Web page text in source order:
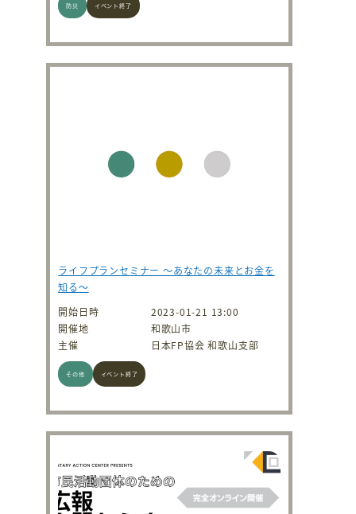
防災 イベント終了
ライフプランセミナー ～あなたの未来とお金を
知る～
開始日時
2023-01-21 13:00
開催地
和歌山市
主催
日本FP協会 和歌山支部
その他 イベント終了